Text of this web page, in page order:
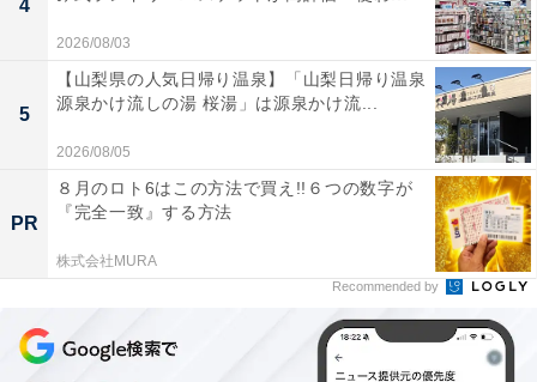
「おひさまチェキカメラ」でできること
「おひさまチェキカメラ」は、“太陽パワーでプリントで
きる”の言葉どおり簡単に日光写真が作れるセットです。
4
2026/08/03
5
【山梨県の人気日帰り温泉】「山梨日帰り温泉
源泉かけ流しの湯 桜湯」は源泉かけ流...
2026/08/05
PR
８月のロト6はこの方法で買え!!６つの数字が
『完全一致』する方法
株式会社MURA
Recommended by